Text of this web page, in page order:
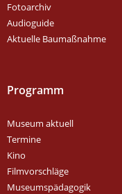
Fotoarchiv
Audioguide
Aktuelle Baumaßnahme
Programm
Museum aktuell
Termine
Kino
Filmvorschläge
Museumspädagogik